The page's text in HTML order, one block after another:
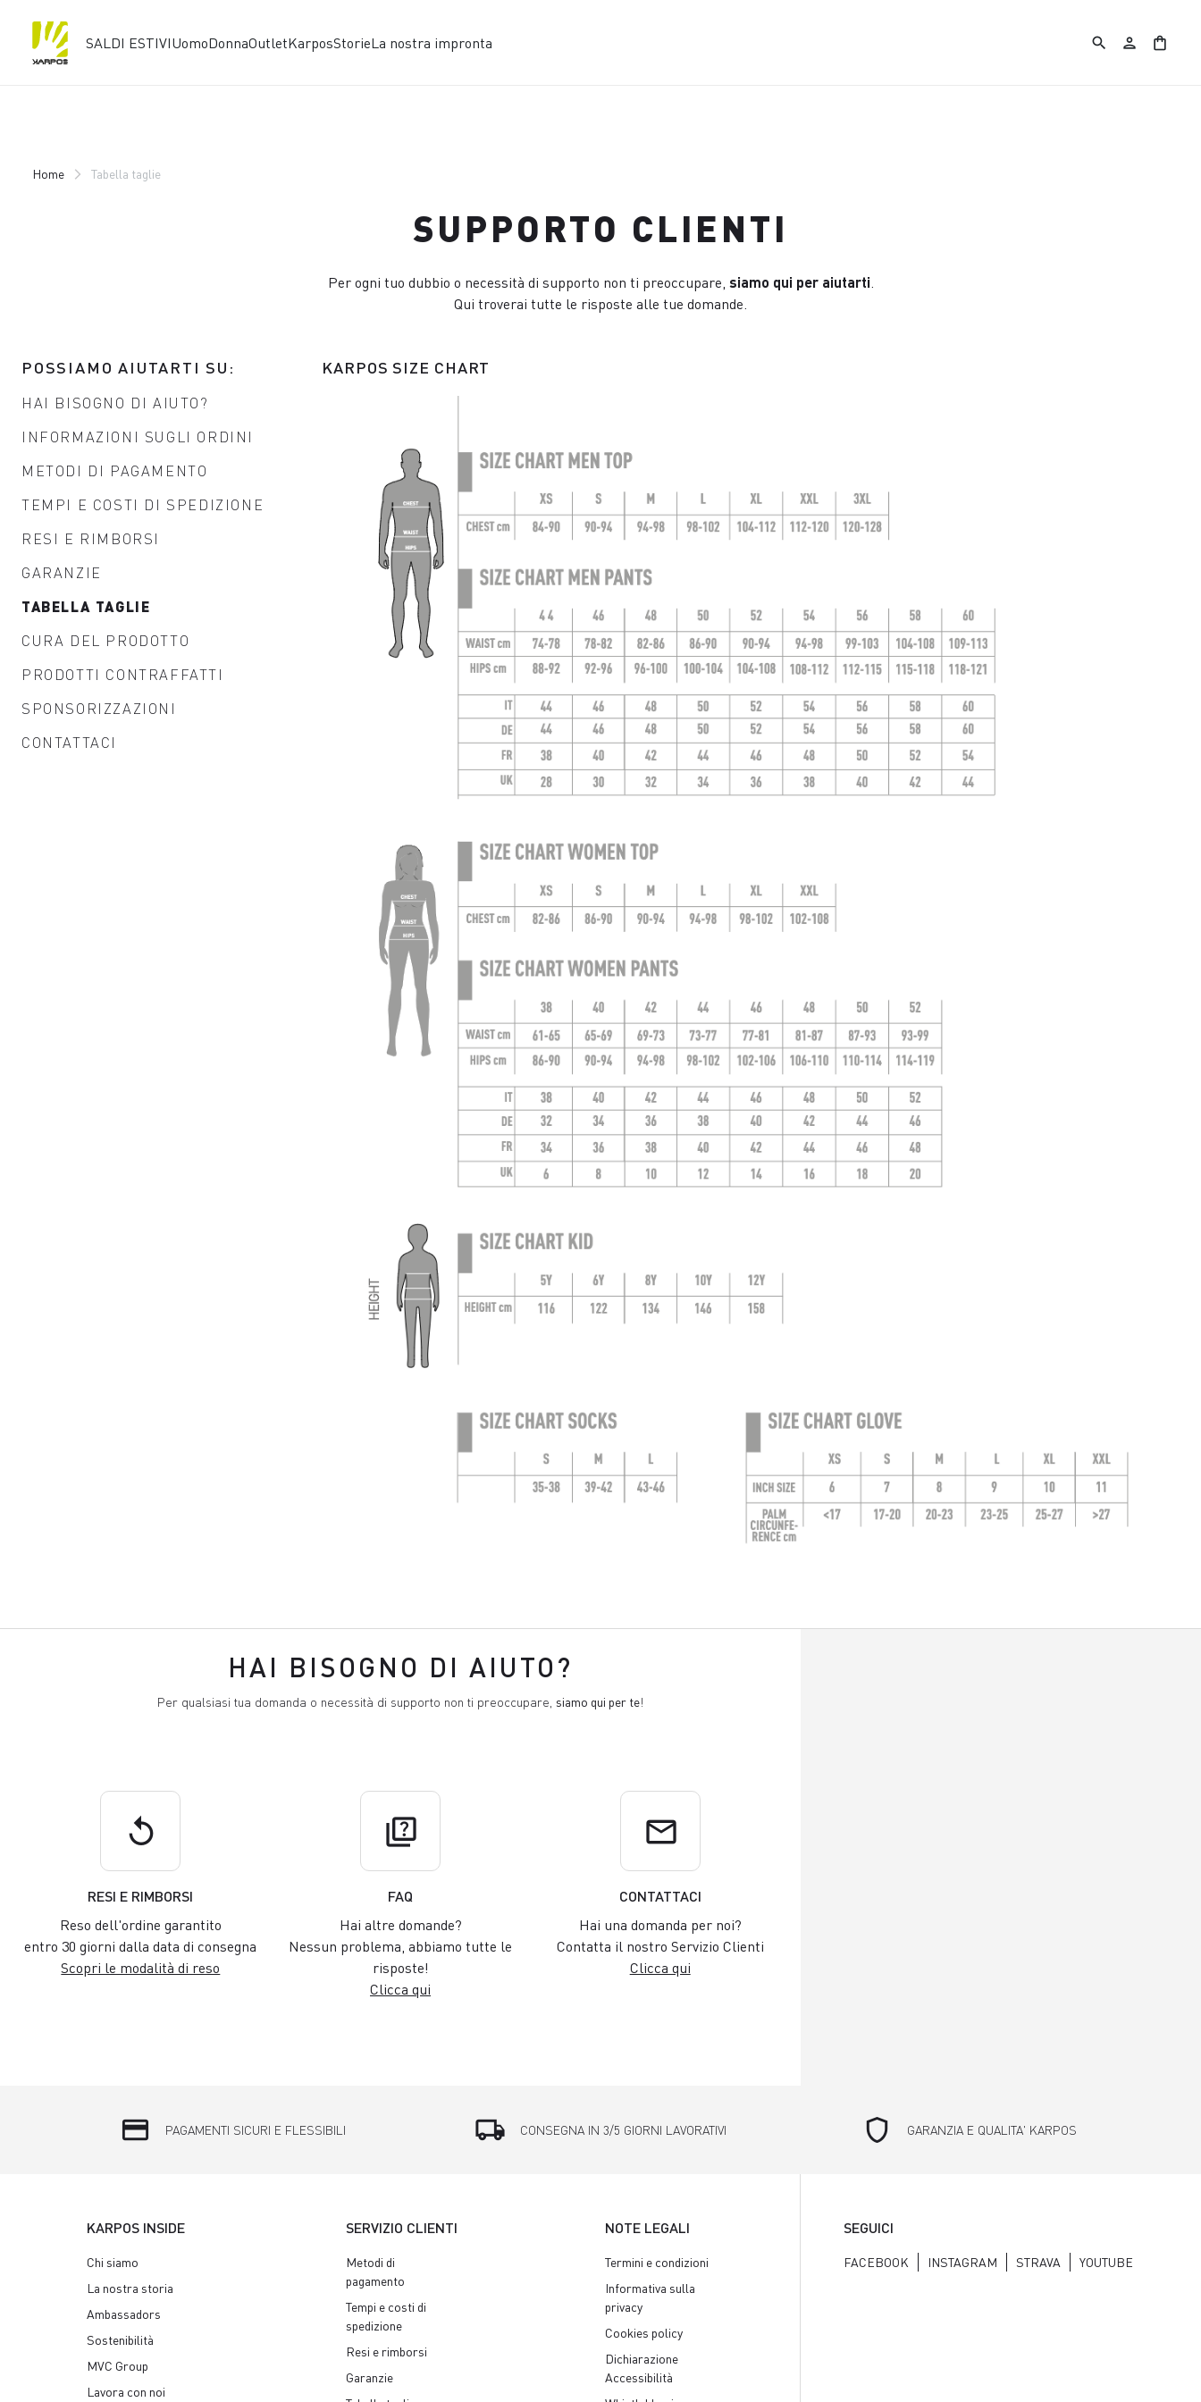
SALDI ESTIVIUomoDonnaOutletKarposStorieLa nostra impronta search person shopping_bag
Home Tabella taglie
SUPPORTO CLIENTI
Per ogni tuo dubbio o necessità di supporto non ti preoccupare, siamo qui per aiutarti.
Qui troverai tutte le risposte alle tue domande.
POSSIAMO AIUTARTI SU:
HAI BISOGNO DI AIUTO?
INFORMAZIONI SUGLI ORDINI
METODI DI PAGAMENTO
TEMPI E COSTI DI SPEDIZIONE
RESI E RIMBORSI
GARANZIE
TABELLA TAGLIE
CURA DEL PRODOTTO
PRODOTTI CONTRAFFATTI
SPONSORIZZAZIONI
CONTATTACI
KARPOS SIZE CHART
HAI BISOGNO DI AIUTO?
Per qualsiasi tua domanda o necessità di supporto non ti preoccupare, siamo qui per te!
replay
RESI E RIMBORSI
Reso dell'ordine garantito
entro 30 giorni dalla data di consegna
Scopri le modalità di reso
quiz
FAQ
Hai altre domande?
Nessun problema, abbiamo tutte le
risposte!
Clicca qui
email
CONTATTACI
Hai una domanda per noi?
Contatta il nostro Servizio Clienti
Clicca qui
credit_card PAGAMENTI SICURI E FLESSIBILI local_shipping CONSEGNA IN 3/5 GIORNI LAVORATIVI shield GARANZIA E QUALITA' KARPOS
KARPOS INSIDE
Chi siamo
La nostra storia
Ambassadors
Sostenibilità
MVC Group
Lavora con noi
SERVIZIO CLIENTI
Metodi di
pagamento
Tempi e costi di
spedizione
Resi e rimborsi
Garanzie
NOTE LEGALI
Termini e condizioni
Informativa sulla
privacy
Cookies policy
Dichiarazione
Accessibilità
SEGUICI
FACEBOOK INSTAGRAM STRAVA YOUTUBE